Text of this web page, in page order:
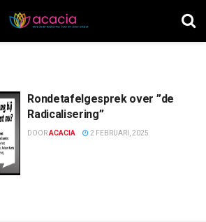
Rondetafelgesprek over ”de
Radicalisering”
DOORACACIA 2 FEBRUARI, 2025